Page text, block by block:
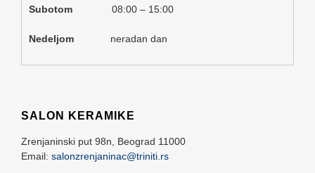
Subotom 08:00 – 15:00
Nedeljom neradan dan
SALON KERAMIKE
Zrenjaninski put 98n, Beograd 11000
Email: salonzrenjaninac@triniti.rs